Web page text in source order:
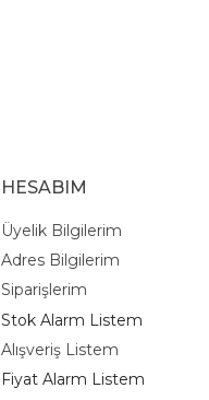
HESABIM
Üyelik Bilgilerim
Adres Bilgilerim
Siparişlerim
Stok Alarm Listem
Alışveriş Listem
Fiyat Alarm Listem